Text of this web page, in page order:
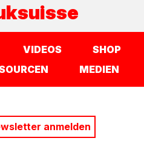
VIDEOS
SHOP
MEDIEN
anmelden